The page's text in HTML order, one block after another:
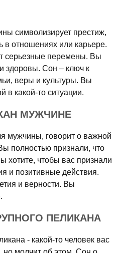
символизирует престиж,
в отношениях или карьере.
серьезные перемены. Вы
здоровы. Сон – ключ к
веры и культуры. Вы
в какой-то ситуации.
МУЖЧИНЕ
мужчины, говорит о важной
полностью признали, что
хотите, чтобы вас признали
и позитивные действия.
и верности. Вы
ПЕЛИКАНА
- какой-то человек вас